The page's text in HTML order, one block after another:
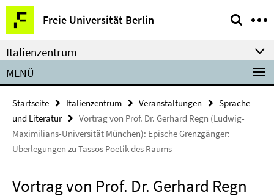
Springe
direkt
zu
Inhalt
Freie Universität Berlin
Service-
Navigation
Italienzentrum
MENÜ
Startseite Italienzentrum Veranstaltungen
Sprache
und Literatur
Vortrag von Prof. Dr. Gerhard Regn (Ludwig-
Maximilians-Universität München): Epische Grenzgänger:
Überlegungen zu Tassos Poetik des Raums
Vortrag von Prof. Dr. Gerhard Regn